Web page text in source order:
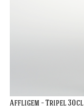
Affligem – Tripel 30cl